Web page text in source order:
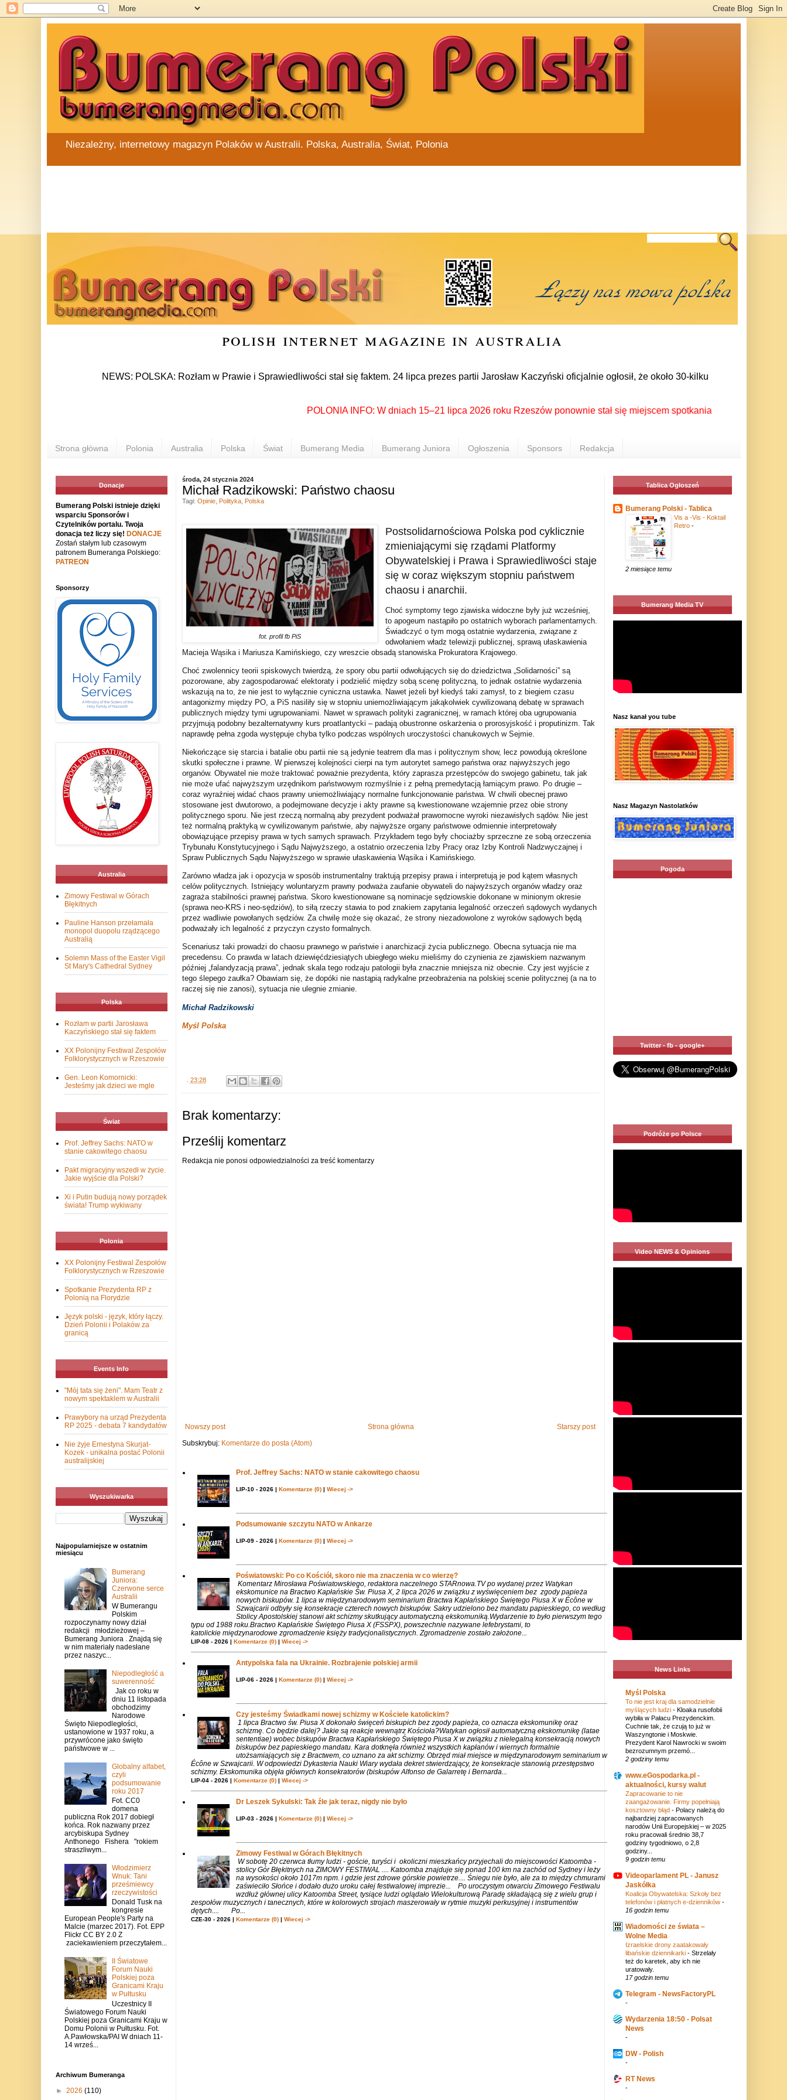
Niezależny, internetowy magazyn Polaków w Australii. Polska, Australia, Świat, Polonia
polish internet magazine in australia
NEWS: POLSKA: Rozłam w Prawie i Sprawiedliwości stał się faktem. 24 lipca prezes partii Jarosław Kaczyński oficjalnie ogłosił, że około 30-kilku posłów
POLONIA INFO: W dniach 15–21 lipca 2026 roku Rzeszów ponownie stał się miejscem spotkania Polonii z
Strona główna Polonia Australia Polska Świat Bumerang Media Bumerang Juniora Ogłoszenia Sponsors Redakcja
środa, 24 stycznia 2024
Michał Radzikowski: Państwo chaosu
fot. profil fb PiS
Postsolidarnościowa Polska pod cyklicznie
zmieniającymi się rządami Platformy
Obywatelskiej i Prawa i Sprawiedliwości staje
się w coraz większym stopniu państwem
chaosu i anarchii.
Choć symptomy tego zjawiska widoczne były już wcześniej,
to apogeum nastąpiło po ostatnich wyborach parlamentarnych.
Świadczyć o tym mogą ostatnie wydarzenia, związane z
odwołaniem władz telewizji publicznej, sprawą ułaskawienia
Macieja Wąsika i Mariusza Kamińskiego, czy wreszcie obsadą stanowiska Prokuratora Krajowego.
Choć zwolennicy teorii spiskowych twierdzą, że spory obu partii odwołujących się do dziedzictwa „Solidarności” są
pozorowane, aby zagospodarować elektoraty i podzielić między sobą scenę polityczną, to jednak ostatnie wydarzenia
wskazują na to, że nie jest to wyłącznie cyniczna ustawka. Nawet jeżeli był kiedyś taki zamysł, to z biegiem czasu
antagonizmy między PO, a PiS nasiliły się w stopniu uniemożliwiającym jakąkolwiek cywilizowaną debatę w sprawach
publicznych między tymi ugrupowaniami. Nawet w sprawach polityki zagranicznej, w ramach której oba ugrupowania
przyjmują podobny bezalternatywny kurs proatlantycki – padają obustronne oskarżenia o prorosyjskość i proputinizm. Tak
naprawdę pełna zgoda występuje chyba tylko podczas wspólnych uroczystości chanukowych w Sejmie.
Niekończące się starcia i batalie obu partii nie są jedynie teatrem dla mas i politycznym show, lecz powodują określone
skutki społeczne i prawne. W pierwszej kolejności cierpi na tym autorytet samego państwa oraz najwyższych jego
organów. Obywatel nie może traktować poważnie prezydenta, który zaprasza przestępców do swojego gabinetu, tak jak
nie może ufać najwyższym urzędnikom państwowym rozmyślnie i z pełną premedytacją łamiącym prawo. Po drugie –
coraz wyraźniej widać chaos prawny uniemożliwiający normalne funkcjonowanie państwa. W chwili obecnej prawo
stosowane jest dwutorowo, a podejmowane decyzje i akty prawne są kwestionowane wzajemnie przez obie strony
politycznego sporu. Nie jest rzeczą normalną aby prezydent podważał prawomocne wyroki niezawisłych sądów. Nie jest
też normalną praktyką w cywilizowanym państwie, aby najwyższe organy państwowe odmiennie interpretowały
obowiązujące przepisy prawa w tych samych sprawach. Przykładem tego były chociażby sprzeczne ze sobą orzeczenia
Trybunału Konstytucyjnego i Sądu Najwyższego, a ostatnio orzeczenia Izby Pracy oraz Izby Kontroli Nadzwyczajnej i
Spraw Publicznych Sądu Najwyższego w sprawie ułaskawienia Wąsika i Kamińskiego.
Zarówno władza jak i opozycja w sposób instrumentalny traktują przepisy prawa i interpretują je pod kątem własnych
celów politycznych. Istniejący woluntaryzm prawny podważa zaufanie obywateli do najwyższych organów władzy oraz
zagraża stabilności prawnej państwa. Skoro kwestionowane są nominacje sędziowskie dokonane w minionym okresie
(sprawa neo-KRS i neo-sędziów), to siłą rzeczy stawia to pod znakiem zapytania legalność orzeczeń sądowych wydanych
przez wadliwie powołanych sędziów. Za chwilę może się okazać, że strony niezadowolone z wyroków sądowych będą
podważały ich legalność z przyczyn czysto formalnych.
Scenariusz taki prowadzi do chaosu prawnego w państwie i anarchizacji życia publicznego. Obecna sytuacja nie ma
precedensu. Co prawda w latach dziewięćdziesiątych ubiegłego wieku mieliśmy do czynienia ze zjawiskiem nazwanym
później „falandyzacją prawa”, jednak skala tego rodzaju patologii była znacznie mniejsza niż obecnie. Czy jest wyjście z
tego ślepego zaułka? Obawiam się, że dopóki nie nastąpią radykalne przeobrażenia na polskiej scenie politycznej (a na to
raczej się nie zanosi), sytuacja nie ulegnie zmianie.
Michał Radzikowski
Myśl Polska
23:28
Tagi: Opinie, Polityka, Polska
Brak komentarzy:
Prześlij komentarz
Redakcja nie ponosi odpowiedzialności za treść komentarzy
Nowszy post Starszy post
Strona główna
Subskrybuj: Komentarze do posta (Atom)
Prof. Jeffrey Sachs: NATO w stanie cakowitego chaosu
LIP-10 - 2026 | Komentarze (0)| Wiecej ->
Podsumowanie szczytu NATO w Ankarze
LIP-09 - 2026 | Komentarze (0)| Wiecej ->
Poświatowski: Po co Kościół, skoro nie ma znaczenia w co wierzę?
Komentarz Mirosława Poświatowskiego, redaktora naczelnego STARnowa.TV po wydanej przez Watykan
ekskomunice na Bractwo Kapłańskie Św. Piusa X, 2 lipca 2026 w związku z wyświęceniem bez zgody papieża
nowych biskupów. 1 lipca w międzynarodowym seminarium Bractwa Kapłańskiego Świętego Piusa X w Écône w
Szwajcarii odbyły się konsekracje czterech nowych biskupów. Sakry udzielono bez mandatu papieskiego, co według
Stolicy Apostolskiej stanowi akt schizmy skutkujący automatyczną ekskomuniką.Wydarzenie to było pierwszym tego
typu od 1988 roku.Bractwo Kapłańskie Świętego Piusa X (FSSPX), powszechnie nazywane lefebrystami, to
katolickie międzynarodowe zgromadzenie księży tradycjonalistycznych. Zgromadzenie zostało założone...
LIP-08 - 2026 | Komentarze (0)| Wiecej ->
Antypolska fala na Ukrainie. Rozbrajenie polskiej armii
LIP-06 - 2026 | Komentarze (0)| Wiecej ->
Czy jesteśmy Świadkami nowej schizmy w Kościele katolickim?
1 lipca Bractwo św. Piusa X dokonało święceń biskupich bez zgody papieża, co oznacza ekskomunikę oraz
schizmę. Co będzie dalej? Jakie są reakcje wewnątrz Kościoła?Watykan ogłosił automatyczną ekskomunikę (latae
sententiae) wobec biskupów Bractwa Kapłańskiego Świętego Piusa X w związku z nielegalną konsekracją nowych
biskupów bez papieskiego mandatu. Kara dotknęła również wszystkich kapłanów i wiernych formalnie
utożsamiających się z Bractwem, co uznano za akt schizmy. Obrzęd miał miejsce w międzynarodowym seminarium w
Écône w Szwajcarii. W odpowiedzi Dykasteria Nauki Wiary wydała dekret stwierdzający, że konsekracje stanowią przestępstwo
schizmy. Ekskomunika objęła głównych konsekratorów (biskupów Alfonso de Galarretę i Bernarda...
LIP-04 - 2026 | Komentarze (0)| Wiecej ->
Dr Leszek Sykulski: Tak źle jak teraz, nigdy nie było
LIP-03 - 2026 | Komentarze (0)| Wiecej ->
Zimowy Festiwal w Górach Błękitnych
W sobotę 20 czerwca tłumy ludzi - goście, turyści i okoliczni mieszkańcy przyjechali do miejscowości Katoomba -
stolicy Gór Błękitnych na ZIMOWY FESTIWAL .... Katoomba znajduje się ponad 100 km na zachód od Sydney i leży
na wysokości około 1017m npm. i gdzie jest zdrowe górskie powietrze.... Śniegu nie było, ale za to między chmurami
zaświeciło Słońce i dodało dużo uroku całej festiwalowej imprezie... Po uroczystym otwarciu Zimowego Festiwalu
wzdłuż głównej ulicy Katoomba Street, tysiące ludzi oglądało Wielokulturową Paradę składającą się z wielu grup i
zespołów muzycznych i tanecznych, które w kolorowych strojach maszerowały w rytmie muzyki perkusyjnej i instrumentów
dętych.... Po...
CZE-30 - 2026 | Komentarze (0)| Wiecej ->
Donacje
Bumerang Polski istnieje dzięki
wsparciu Sponsorów i
Czytelników portalu. Twoja
donacja też liczy się! DONACJE
Zostań stałym lub czasowym
patronem Bumeranga Polskiego:
PATREON
Sponsorzy
Australia
Zimowy Festiwal w Górach
Błękitnych
Pauline Hanson przełamała
monopol duopolu rządzącego
Australią
Solemn Mass of the Easter Vigil
St Mary's Cathedral Sydney
Polska
Rozłam w partii Jarosława
Kaczyńskiego stał się faktem
XX Polonijny Festiwal Zespołów
Folklorystycznych w Rzeszowie
Gen. Leon Komornicki:
Jesteśmy jak dzieci we mgle
Świat
Prof. Jeffrey Sachs: NATO w
stanie cakowitego chaosu
Pakt migracyjny wszedł w życie.
Jakie wyjście dla Polski?
Xi i Putin budują nowy porządek
świata! Trump wykiwany
Polonia
XX Polonijny Festiwal Zespołów
Folklorystycznych w Rzeszowie
Spotkanie Prezydenta RP z
Polonią na Florydzie
Język polski - język, który łączy.
Dzień Polonii i Polaków za
granicą
Events Info
"Mój tata się żeni". Mam Teatr z
nowym spektaklem w Australii
Prawybory na urząd Prezydenta
RP 2025 - debata 7 kandydatów
Nie żyje Ernestyna Skurjat-
Kozek - unikalna postać Polonii
australijskiej
Wyszukiwarka
Najpopularniejsze w ostatnim
miesiącu
Bumerang
Juniora:
Czerwone serce
Australii
W Bumerangu
Polskim
rozpoczynamy nowy dział
redakcji młodzieżowej –
Bumerang Juniora . Znajdą się
w nim materiały nadesłane
przez naszyc...
Niepodległość a
suwerenność
Jak co roku w
dniu 11 listopada
obchodzimy
Narodowe
Święto Niepodległości,
ustanowione w 1937 roku, a
przywrócone jako święto
państwowe w ...
Globalny alfabet,
czyli
podsumowanie
roku 2017
Fot. CC0
domena
publiczna Rok 2017 dobiegł
końca. Rok nazwany przez
arcybiskupa Sydney
Anthonego Fishera "rokiem
straszliwym...
Włodzimierz
Wnuk: Tani
prześmiewcy
rzeczywistości
Donald Tusk na
kongresie
European People's Party na
Malcie (marzec 2017). Fot. EPP
Flickr CC BY 2.0 Z
zaciekawieniem przeczytałem...
II Światowe
Forum Nauki
Polskiej poza
Granicami Kraju
w Pułtusku
Uczestnicy II
Światowego Forum Nauki
Polskiej poza Granicami Kraju w
Domu Polonii w Pułtusku. Fot.
A.Pawłowska/PAI W dniach 11-
14 wrześ...
Archiwum Bumeranga
► 2026 (110)
Tablica Ogłoszeń
Bumerang Polski - Tablica
Vis a -Vis - Koktail
Retro -
2 miesiące temu
Bumerang Media TV
Nasz kanał you tube
Nasz Magazyn Nastolatków
Pogoda
Twitter - fb - google+
Podróże po Polsce
Video NEWS & Opinions
News Links
Myśl Polska
To nie jest kraj dla samodzielnie
myślących ludzi - Kloaka rusofobii
wybiła w Pałacu Prezydenckim.
Cuchnie tak, że czują to już w
Waszyngtonie i Moskwie.
Prezydent Karol Nawrocki w swoim
bezrozumnym przemó...
2 godziny temu
www.eGospodarka.pl -
aktualności, kursy walut
Zapracowanie to nie
zaangażowanie. Firmy popełniają
kosztowny błąd - Polacy należą do
najbardziej zapracowanych
narodów Unii Europejskiej – w 2025
roku pracowali średnio 38,7
godziny tygodniowo, o 2,8
godziny...
9 godzin temu
Videoparlament PL - Janusz
Jaskółka
Koalicja Obywatelska: Szkoły bez
telefonów i płatnych e-dzienników -
16 godzin temu
Wiadomości ze świata –
Wolne Media
Izraelskie drony zaatakowały
libańskie dziennikarki - Strzelały
też do karetek, aby ich nie
uratowały.
17 godzin temu
Telegram - NewsFactoryPL
-
Wydarzenia 18:50 - Polsat
News
-
DW - Polish
-
RT News
-